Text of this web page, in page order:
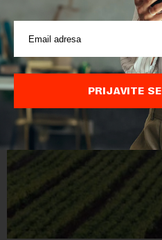
POVEZANI SADRŽAJI
PRIJAVITE SE